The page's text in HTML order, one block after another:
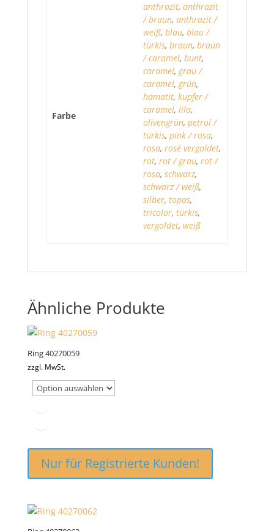
Farbe
anthrazit, anthrazit
/ braun, anthrazit /
weiß, blau, blau /
türkis, braun, braun
/ caramel, bunt,
caramel, grau /
caramel, grün,
hämatit, kupfer /
caramel, lila,
olivengrün, petrol /
türkis, pink / rosa,
rosa, rosé vergoldet,
rot, rot / grau, rot /
rosa, schwarz,
schwarz / weiß,
silber, topas,
tricolor, türkis,
vergoldet, weiß
Ähnliche Produkte
Ring 40270059
zzgl. MwSt.
Nur für Registrierte Kunden!